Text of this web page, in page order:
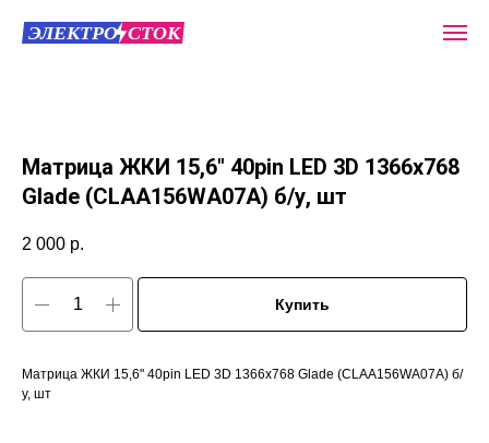
Матрица ЖКИ 15,6" 40pin LED 3D 1366x768
Glade (CLAA156WA07A) б/у, шт
2 000 р.
Купить
Матрица ЖКИ 15,6" 40pin LED 3D 1366x768 Glade (CLAA156WA07A) б/
у, шт